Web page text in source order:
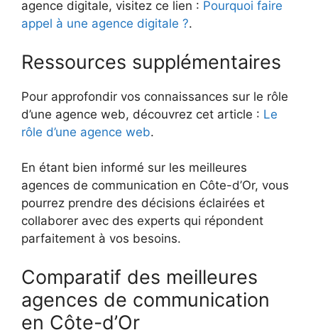
agence digitale, visitez ce lien : Pourquoi faire
appel à une agence digitale ?.
Ressources supplémentaires
Pour approfondir vos connaissances sur le rôle
d’une agence web, découvrez cet article : Le
rôle d’une agence web.
En étant bien informé sur les meilleures
agences de communication en Côte-d’Or, vous
pourrez prendre des décisions éclairées et
collaborer avec des experts qui répondent
parfaitement à vos besoins.
Comparatif des meilleures
agences de communication
en Côte-d’Or